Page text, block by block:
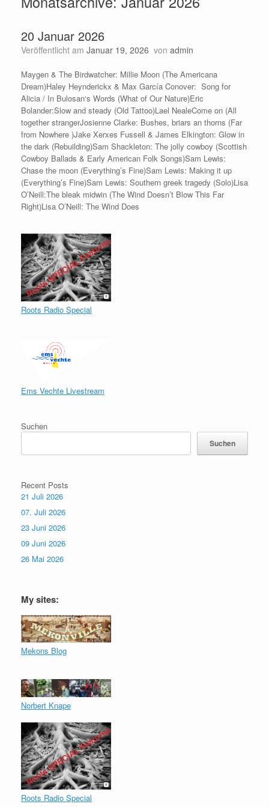
20 Januar 2026
Veröffentlicht am Januar 19, 2026 von admin
Maygen & The Birdwatcher: Millie Moon (The Americana
Dream)Haley Heynderickx & Max García Conover: Song for
Alicia / In Bulosan‘s Words (What of Our Nature)Eric
Bolander:Slow and steady (Old Tattoo)Lael NealeCome on (All
together strangerJosienne Clarke: Bushes, briars an thorns (Far
from Nowhere )Jake Xerxes Fussell & James Elkington: Glow in
the dark (Rebuilding)Sam Shackleton: The jolly cowboy (Scottish
Cowboy Ballads & Early American Folk Songs)Sam Lewis:
Chase the moon (Everything’s Fine)Sam Lewis: Making it up
(Everything’s Fine)Sam Lewis: Southern greek tragedy (Solo)Lisa
O’Neill:The bleak midwin (The Wind Doesn’t Blow This Far
Right)Lisa O’Neill: The Wind Does
Roots Radio Special
Ems Vechte Livestream
Suchen
Suchen
Recent Posts
21 Juli 2026
07. Juli 2026
23 Juni 2026
09 Juni 2026
26 Mai 2026
My sites:
Mekons Blog
Norbert Knape
Roots Radio Special